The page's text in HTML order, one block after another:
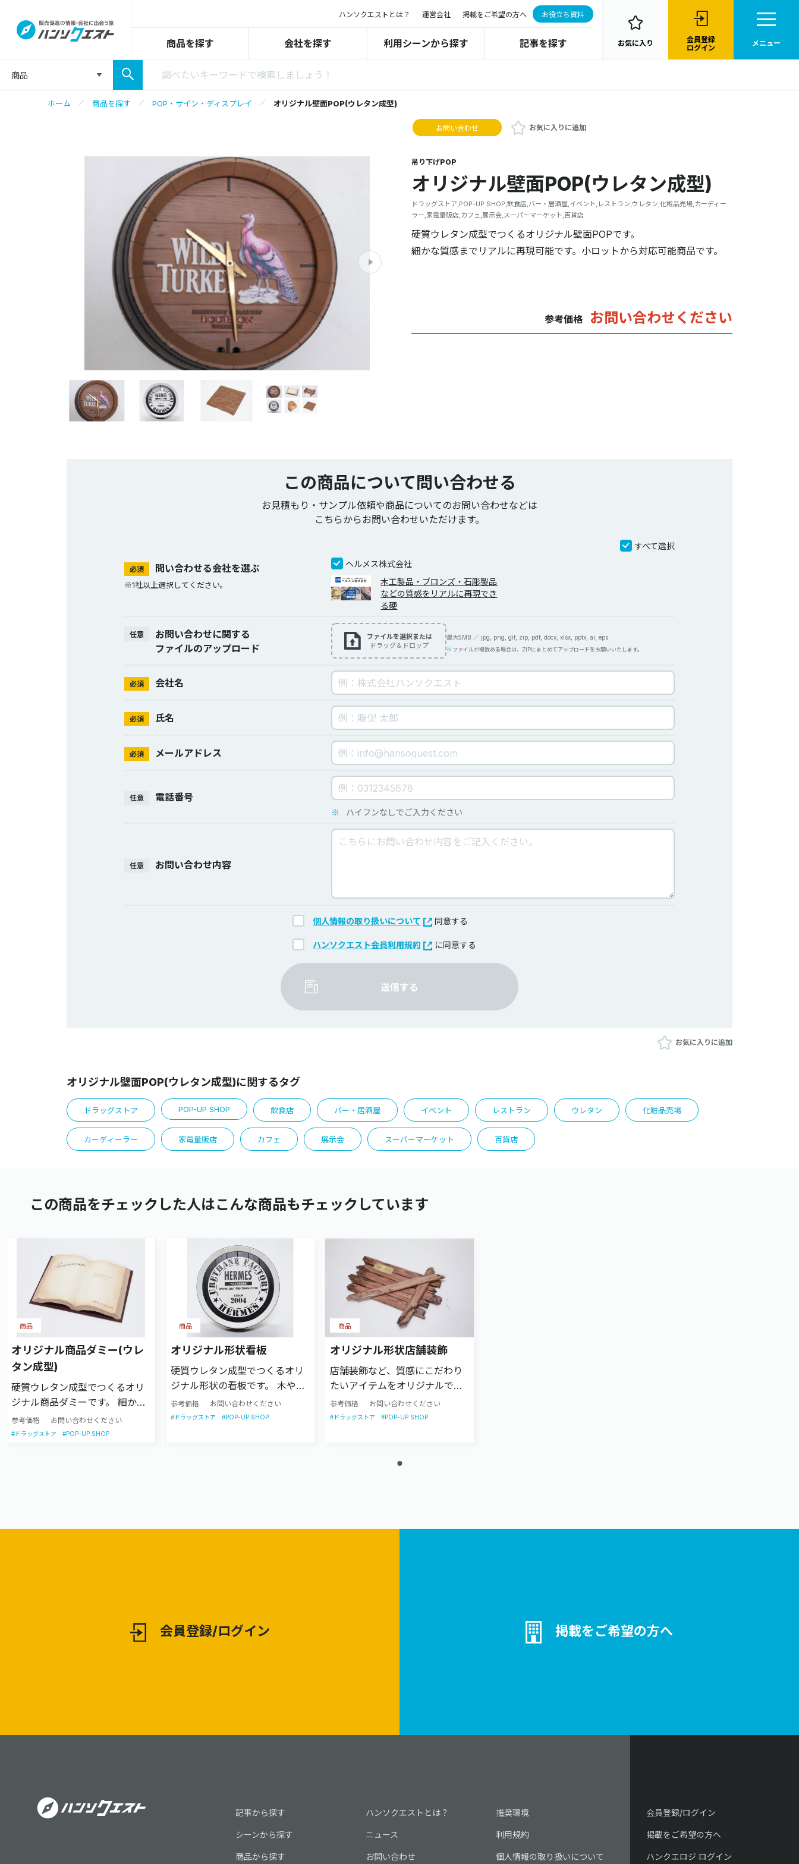
ハンソクエストとは？ 運営会社 掲載をご希望の方へ お役立ち資料
商品を探す 会社を探す 利用シーンから探す 記事を探す
商品
お気に入り
会員登録
ログイン
メニュー
ホーム 商品を探す POP・サイン・ディスプレイ オリジナル壁面POP(ウレタン成型)
お問い合わせ お気に入りに追加
吊り下げPOP
オリジナル壁面POP(ウレタン成型)
ドラッグストア,POP-UP SHOP,飲食店,バー・居酒屋,イベント,レストラン,ウレタン,化粧品売場,カーディー
ラー,家電量販店,カフェ,展示会,スーパーマーケット,百貨店
硬質ウレタン成型でつくるオリジナル壁面POPです。
細かな質感までリアルに再現可能です。小ロットから対応可能商品です。
参考価格 お問い合わせください
この商品について問い合わせる
お見積もり・サンプル依頼や商品についてのお問い合わせなどは
こちらからお問い合わせいただけます。
必須 問い合わせる会社を選ぶ
※1社以上選択してください。
すべて選択
ヘルメス株式会社
木工製品・ブロンズ・石彫製品
などの質感をリアルに再現でき
る硬
任意
お問い合わせに関する
ファイルのアップロード
ファイルを選択または
ドラッグ＆ドロップ
最大5MB ／ jpg, png, gif, zip, pdf, docx, xlsx, pptx, ai, eps
ファイルが複数ある場合は、ZIPにまとめてアップロードをお願いいたします。
必須 会社名
必須 氏名
必須 メールアドレス
任意 電話番号
※ ハイフンなしでご入力ください
任意 お問い合わせ内容
個人情報の取り扱いについて 同意する
ハンソクエスト会員利用規約 に同意する
送信する
お気に入りに追加
オリジナル壁面POP(ウレタン成型)に関するタグ
ドラッグストア POP-UP SHOP 飲食店 バー・居酒屋 イベント レストラン ウレタン 化粧品売場
カーディーラー 家電量販店 カフェ 展示会 スーパーマーケット 百貨店
この商品をチェックした人はこんな商品もチェックしています
オリジナル商品ダミー(ウレ
タン成型)
硬質ウレタン成型でつくるオリ
ジナル商品ダミーです。 細かな
質感までリアルに再現可能で
す。小ロットから対応可能商品
参考価格 お問い合わせください
商品
#ドラッグストア #POP-UP SHOP
オリジナル形状看板
硬質ウレタン成型でつくるオリ
ジナル形状の看板です。 木や樽
などの表現したい素材感の細か
な質感までリアルに再現可能で
参考価格 お問い合わせください
商品
#ドラッグストア #POP-UP SHOP
オリジナル形状店舗装飾
店舗装飾など、質感にこだわり
たいアイテムをオリジナルで作
成可能です。 木目調や金属調な
どの表現したい素材感の細かな
参考価格 お問い合わせください
商品
#ドラッグストア #POP-UP SHOP
会員登録/ログイン 掲載をご希望の方へ
記事から探す
シーンから探す
商品から探す
ハンソクエストとは？
ニュース
お問い合わせ
推奨環境
利用規約
個人情報の取り扱いについて
会員登録/ログイン
掲載をご希望の方へ
ハンクエロジ ログイン